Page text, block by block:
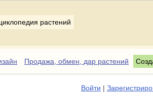
растений
Продажа, обмен, дар растений
Войти |